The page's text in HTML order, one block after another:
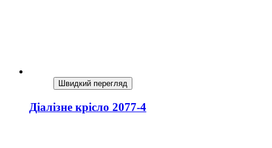
Швидкий перегляд
Діалізне крісло 2077-4